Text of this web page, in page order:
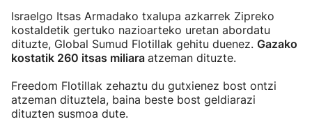
Israelgo Itsas Armadako txalupa azkarrek Zipreko
kostaldetik gertuko nazioarteko uretan abordatu
dituzte, Global Sumud Flotillak gehitu duenez. Gazako
kostatik 260 itsas miliara atzeman dituzte.
Freedom Flotillak zehaztu du gutxienez bost ontzi
atzeman dituztela, baina beste bost geldiarazi
dituzten susmoa dute.